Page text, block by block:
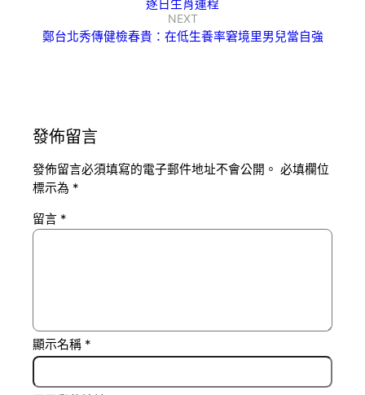
逐日生肖運程
NEXT
鄭台北秀傳健檢春貴：在低生養率窘境里男兒當自強
發佈留言
發佈留言必須填寫的電子郵件地址不會公開。 必填欄位
標示為 *
留言 *
顯示名稱 *